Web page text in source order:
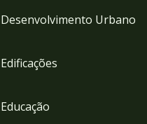
Desenvolvimento Urbano
Edificações
Educação